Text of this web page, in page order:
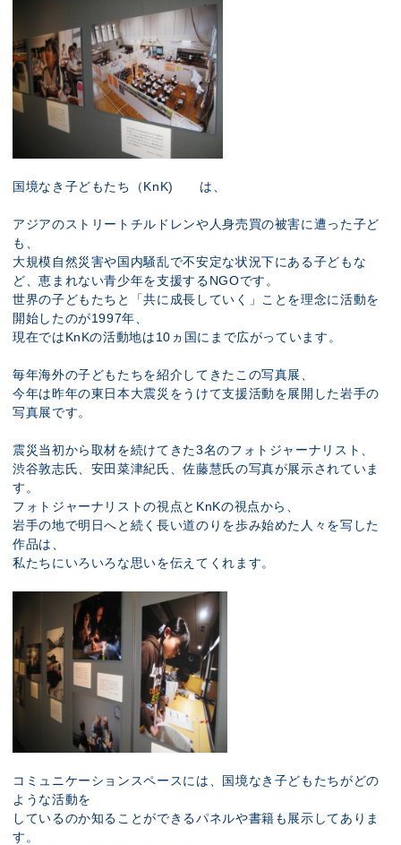
国境なき子どもたち（KnK) は、
アジアのストリートチルドレンや人身売買の被害に遭った子ど
も、
大規模自然災害や国内騒乱で不安定な状況下にある子どもな
ど、恵まれない青少年を支援するNGOです。
世界の子どもたちと「共に成長していく」ことを理念に活動を
開始したのが1997年、
現在ではKnKの活動地は10ヵ国にまで広がっています。
毎年海外の子どもたちを紹介してきたこの写真展、
今年は昨年の東日本大震災をうけて支援活動を展開した岩手の
写真展です。
震災当初から取材を続けてきた3名のフォトジャーナリスト、
渋谷敦志氏、安田菜津紀氏、佐藤慧氏の写真が展示されていま
す。
フォトジャーナリストの視点とKnKの視点から、
岩手の地で明日へと続く長い道のりを歩み始めた人々を写した
作品は、
私たちにいろいろな思いを伝えてくれます。
コミュニケーションスペースには、国境なき子どもたちがどの
ような活動を
しているのか知ることができるパネルや書籍も展示してありま
す。